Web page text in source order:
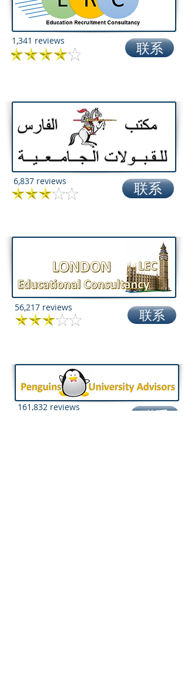
1,341 reviews 联系
6,837 reviews 联系
56,217 reviews 联系
161,832 reviews 联系